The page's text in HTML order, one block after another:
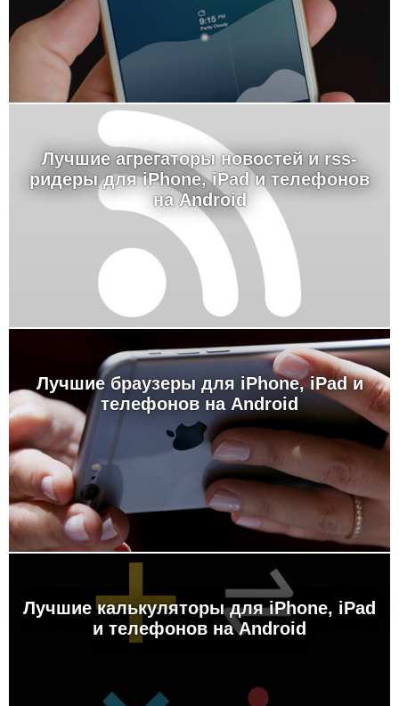
Лучшие агрегаторы новостей и rss-
ридеры для iPhone, iPad и телефонов
на Android
Лучшие браузеры для iPhone, iPad и
телефонов на Android
Лучшие калькуляторы для iPhone, iPad
и телефонов на Android